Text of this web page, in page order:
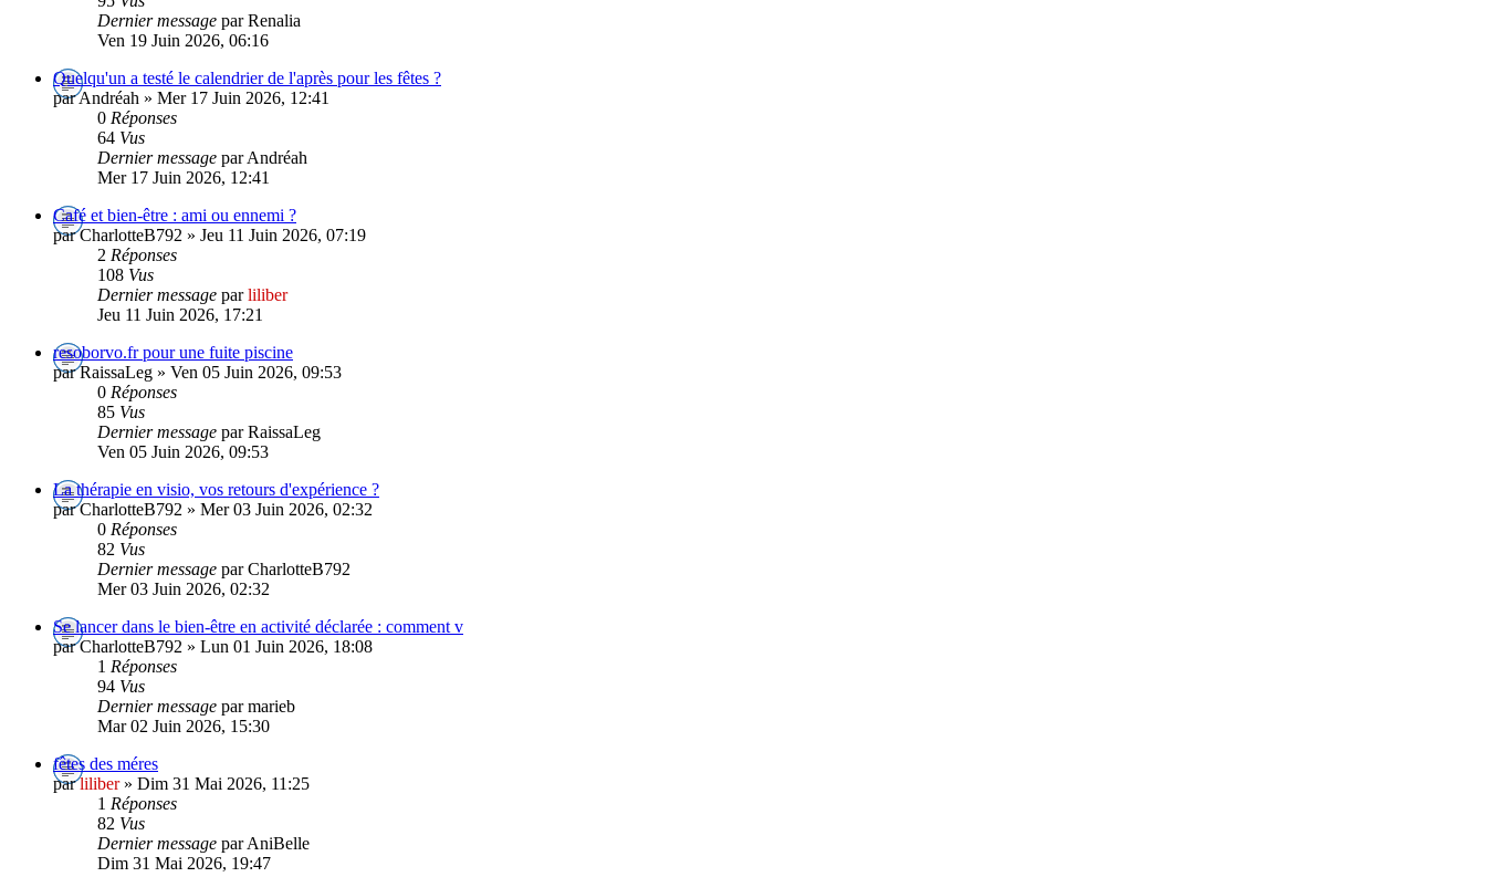
Dernier message par Renalia
Ven 19 Juin 2026, 06:16
Quelqu'un a testé le calendrier de l'après pour les fêtes ?
par Andréah » Mer 17 Juin 2026, 12:41
0 Réponses
64 Vus
Dernier message par Andréah
Mer 17 Juin 2026, 12:41
Café et bien-être : ami ou ennemi ?
par CharlotteB792 » Jeu 11 Juin 2026, 07:19
2 Réponses
108 Vus
Dernier message parliliber
Jeu 11 Juin 2026, 17:21
resoborvo.fr pour une fuite piscine
par RaissaLeg » Ven 05 Juin 2026, 09:53
0 Réponses
85 Vus
Dernier message par RaissaLeg
Ven 05 Juin 2026, 09:53
La thérapie en visio, vos retours d'expérience ?
par CharlotteB792 » Mer 03 Juin 2026, 02:32
0 Réponses
82 Vus
Dernier message par CharlotteB792
Mer 03 Juin 2026, 02:32
Se lancer dans le bien-être en activité déclarée : comment v
par CharlotteB792 » Lun 01 Juin 2026, 18:08
1 Réponses
94 Vus
Dernier message par marieb
Mar 02 Juin 2026, 15:30
fêtes des méres
parliliber» Dim 31 Mai 2026, 11:25
1 Réponses
82 Vus
Dernier message par AniBelle
Dim 31 Mai 2026, 19:47